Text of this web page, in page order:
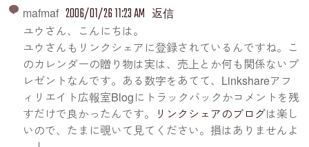
mafmaf 2006/01/26 11:23 AM 返信
ユウさん、こんにちは。
ユウさんもリンクシェアに登録されているんですね。こ
のカレンダーの贈り物は実は、売上とか何も関係ないプ
レゼントなんです。ある数字をあてて、Linkshareアフ
ィリエイト広報室Blogにトラックバックかコメントを残
すだけで良かったんです。
リンクシェアのブログは楽し
いので、たまに覗いて見てください。損はありませんよ